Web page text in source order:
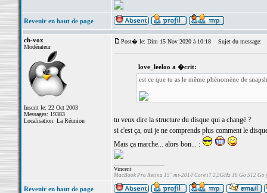
Revenir en haut de page
ch-vox
Modérateur
Inscrit le: 22 Oct 2003
Messages: 19383
Localisation: La Réunion
Post� le: Dim 15 Nov 2020 à 10:18 Sujet du message:
love_leeloo a �crit:
est ce que tu as le même phénomène de
tu veux dire la structure du disque qui a changé ?
si c'est ça, oui je ne comprends plus comment le
Mais ça marche... alors bon... :
Vincent
MacBook Pro Retina 15" mi-2014 Core i7 2,5GHz 16 Go 512 Go
Revenir en haut de page